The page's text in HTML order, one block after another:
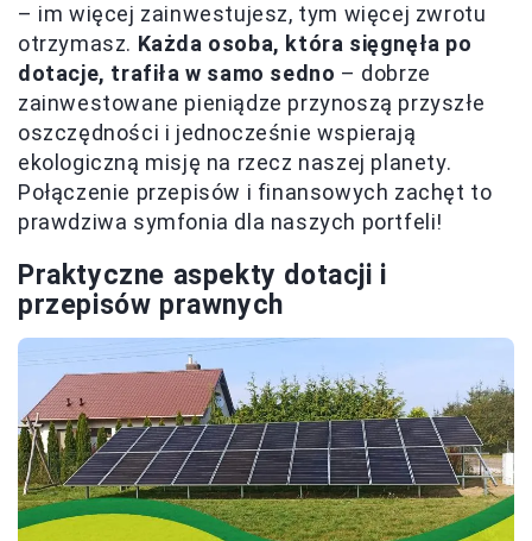
– im więcej zainwestujesz, tym więcej zwrotu
otrzymasz. Każda osoba, która sięgnęła po
dotacje, trafiła w samo sedno – dobrze
zainwestowane pieniądze przynoszą przyszłe
oszczędności i jednocześnie wspierają
ekologiczną misję na rzecz naszej planety.
Połączenie przepisów i finansowych zachęt to
prawdziwa symfonia dla naszych portfeli!
Praktyczne aspekty dotacji i
przepisów prawnych